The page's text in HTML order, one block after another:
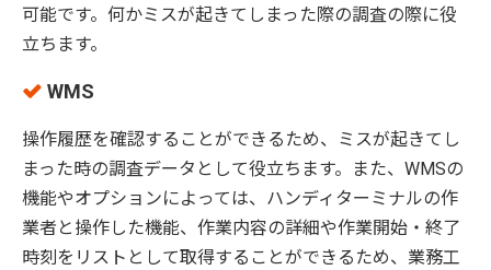
可能です。何かミスが起きてしまった際の調査の際に役
立ちます。
WMS
操作履歴を確認することができるため、ミスが起きてし
まった時の調査データとして役立ちます。また、WMSの
機能やオプションによっては、ハンディターミナルの作
業者と操作した機能、作業内容の詳細や作業開始・終了
時刻をリストとして取得することができるため、業務工